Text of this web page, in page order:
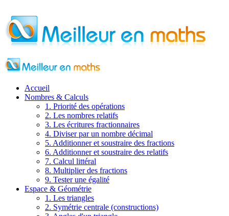
Accueil
Nombres & Calculs
1. Priorité des opérations
2. Les nombres relatifs
3. Les écritures fractionnaires
4. Diviser par un nombre décimal
5. Additionner et soustraire des fractions
6. Additionner et soustraire des relatifs
7. Calcul littéral
8. Multiplier des fractions
9. Tester une égalité
Espace & Géométrie
1. Les triangles
2. Symétrie centrale (constructions)